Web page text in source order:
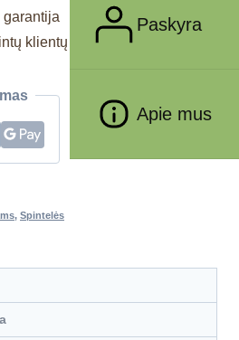
Paskyra
Apie mus
garantija
klientų
, Spintelės